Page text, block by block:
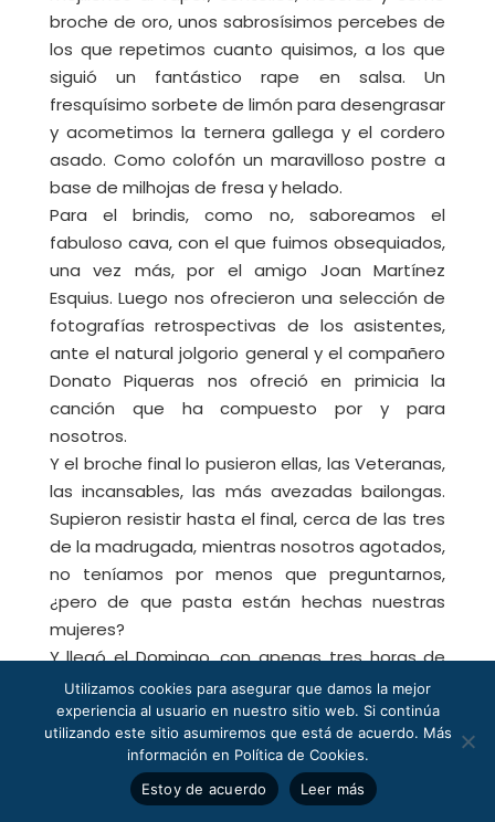
broche de oro, unos sabrosísimos percebes de
los que repetimos cuanto quisimos, a los que
siguió un fantástico rape en salsa. Un
fresquísimo sorbete de limón para desengrasar
y acometimos la ternera gallega y el cordero
asado. Como colofón un maravilloso postre a
base de milhojas de fresa y helado.
Para el brindis, como no, saboreamos el
fabuloso cava, con el que fuimos obsequiados,
una vez más, por el amigo Joan Martínez
Esquius. Luego nos ofrecieron una selección de
fotografías retrospectivas de los asistentes,
ante el natural jolgorio general y el compañero
Donato Piqueras nos ofreció en primicia la
canción que ha compuesto por y para
nosotros.
Y el broche final lo pusieron ellas, las Veteranas,
las incansables, las más avezadas bailongas.
Supieron resistir hasta el final, cerca de las tres
de la madrugada, mientras nosotros agotados,
no teníamos por menos que preguntarnos,
¿pero de que pasta están hechas nuestras
mujeres?
Y llegó el Domingo, con apenas tres horas de
sueño a nuestras espaldas, poco a poco nos
fuimos arrastrando hasta el salón del
desayuno, allí las primeras despedidas, los
primeros adioses a los compañeros que debían
regresar a sus casas y no nos podían
Utilizamos cookies para asegurar que damos la mejor
experiencia al usuario en nuestro sitio web. Si continúa
utilizando este sitio asumiremos que está de acuerdo. Más
información en Política de Cookies.
Estoy de acuerdo
Leer más